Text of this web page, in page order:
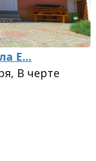
Е...
В черте